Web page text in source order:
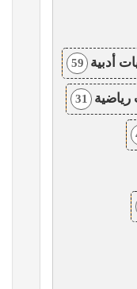
أدبية 59
رياضية 31